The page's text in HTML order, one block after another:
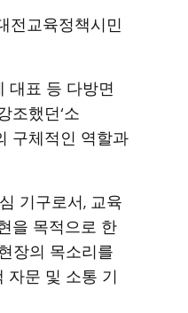
전교육정책시민
대표 등 다방면
조했던‘소
구체적인 역할과
기구로서, 교육
을 목적으로 한
장의 목소리를
자문 및 소통 기